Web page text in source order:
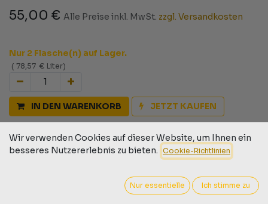
55,00 € Alle Preise inkl. MwSt. zzgl. Versandkosten
Nur 2 Flasche(n) auf Lager.
( 78,57 € Liter)
IN DEN WARENKORB JETZT KAUFEN
Geschäftsbedingungen
Versand: 2-3 Geschäftstage
Wir verwenden Cookies auf dieser Website, um Ihnen ein
besseres Nutzererlebnis zu bieten. Cookie-Richtlinien
Nur essentielle Ich stimme zu